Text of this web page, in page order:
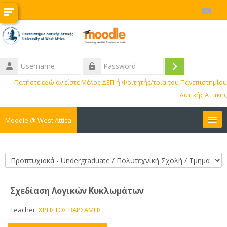
Skip to main content
Username
Password
Log
Πατήστε εδώ αν είστε Μέλος ΔΕΠ ή Φοιτητής/τρια του Πανεπιστημίου
Δυτικής Αττικής
Moodle @ West Attica
Erasmus
BIP
Course categories
Σχεδίαση Λογικών Κυκλωμάτων
Teacher: ΧΡΗΣΤΟΣ ΒΑΡΣΑΜΗΣ